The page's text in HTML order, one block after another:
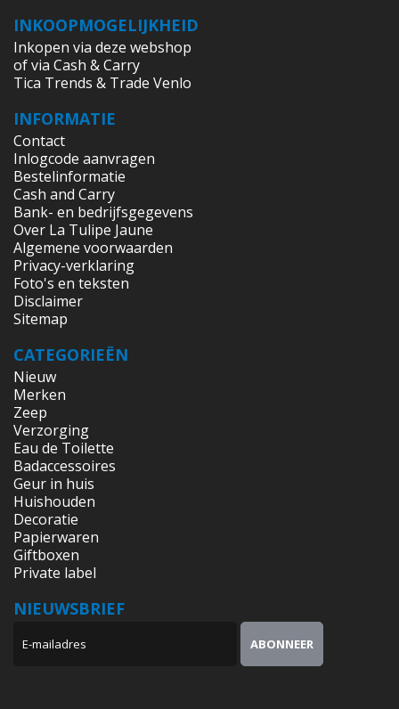
INKOOPMOGELIJKHEID
Inkopen via deze webshop
of via Cash & Carry
Tica Trends & Trade Venlo
INFORMATIE
Contact
Inlogcode aanvragen
Bestelinformatie
Cash and Carry
Bank- en bedrijfsgegevens
Over La Tulipe Jaune
Algemene voorwaarden
Privacy-verklaring
Foto's en teksten
Disclaimer
Sitemap
CATEGORIEËN
Nieuw
Merken
Zeep
Verzorging
Eau de Toilette
Badaccessoires
Geur in huis
Huishouden
Decoratie
Papierwaren
Giftboxen
Private label
NIEUWSBRIEF